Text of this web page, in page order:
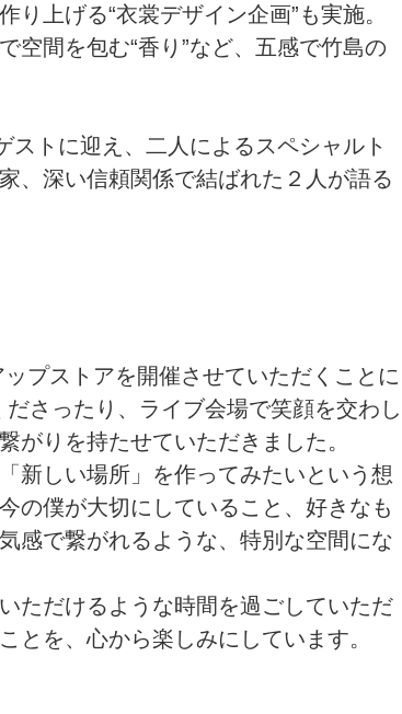
上げる“衣裳デザイン企画”も実施。
空間を包む“香り”など、五感で竹島の
トに迎え、二人によるスペシャルト
、深い信頼関係で結ばれた２人が語る
プストアを開催させていただくことに
さったり、ライブ会場で笑顔を交わし
がりを持たせていただきました。
新しい場所」を作ってみたいという想
の僕が大切にしていること、好きなも
感で繋がれるような、特別な空間にな
ただけるような時間を過ごしていただ
とを、心から楽しみにしています。